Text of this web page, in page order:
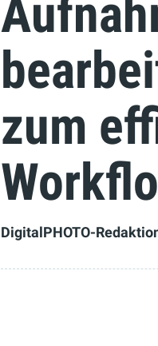
zum
DigitalPHOTO-